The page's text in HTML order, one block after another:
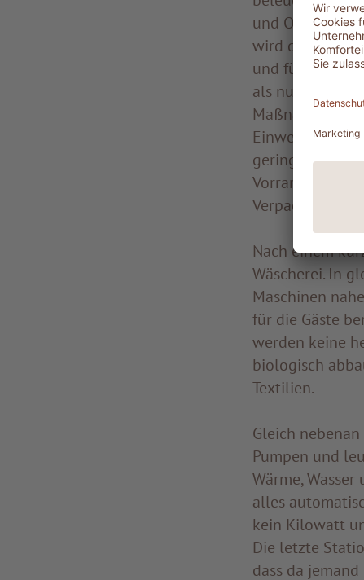
und Ordnung.
wird der
und für die
als nur
Maßnahmen
Einwegplastik
gering wie
Vorrang, die
Nach einem
Wäscherei. In
Maschinen
für die Gäste
werden keine
biologisch
Textilien.
Gleich
Pumpen und
Wärme,
alles
kein Kilowatt
Die letzte
dass da